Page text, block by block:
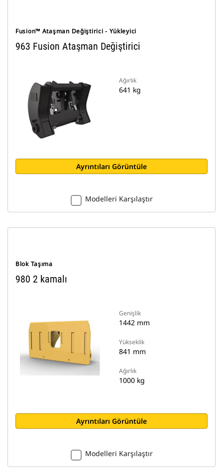
Fusion™ Ataşman Değiştirici - Yükleyici
963 Fusion Ataşman Değiştirici
Ağırlık
641 kg
Ayrıntıları Görüntüle
Modelleri Karşılaştır
Blok Taşıma
980 2 kamalı
Genişlik
1442 mm
Yükseklik
841 mm
Ağırlık
1000 kg
Ayrıntıları Görüntüle
Modelleri Karşılaştır